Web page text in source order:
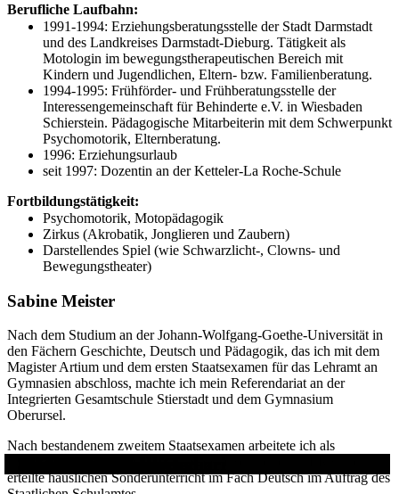
Berufliche Laufbahn:
1991-1994: Erziehungsberatungsstelle der Stadt Darmstadt
und des Landkreises Darmstadt-Dieburg. Tätigkeit als
Motologin im bewegungstherapeutischen Bereich mit
Kindern und Jugendlichen, Eltern- bzw. Familienberatung.
1994-1995: Frühförder- und Frühberatungsstelle der
Interessengemeinschaft für Behinderte e.V. in Wiesbaden
Schierstein. Pädagogische Mitarbeiterin mit dem Schwerpunkt
Psychomotorik, Elternberatung.
1996: Erziehungsurlaub
seit 1997: Dozentin an der Ketteler-La Roche-Schule
Fortbildungstätigkeit:
Psychomotorik, Motopädagogik
Zirkus (Akrobatik, Jonglieren und Zaubern)
Darstellendes Spiel (wie Schwarzlicht-, Clowns- und
Bewegungstheater)
Sabine Meister
Nach dem Studium an der Johann-Wolfgang-Goethe-Universität in
den Fächern Geschichte, Deutsch und Pädagogik, das ich mit dem
Magister Artium und dem ersten Staatsexamen für das Lehramt an
Gymnasien abschloss, machte ich mein Referendariat an der
Integrierten Gesamtschule Stierstadt und dem Gymnasium
Oberursel.
Nach bestandenem zweitem Staatsexamen arbeitete ich als
erteilte häuslichen Sonderunterricht im Fach Deutsch im Auftrag des